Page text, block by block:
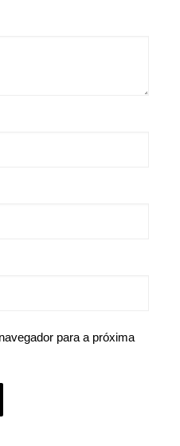
para a próxima